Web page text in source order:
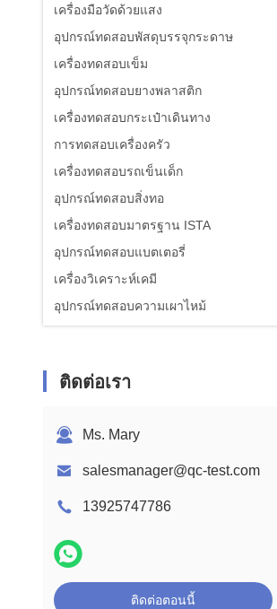
เครื่องมือวัดด้วยแสง
อุปกรณ์ทดสอบพัสดุบรรจุกระดาษ
เครื่องทดสอบเข็ม
อุปกรณ์ทดสอบยางพลาสติก
เครื่องทดสอบกระเป๋าเดินทาง
การทดสอบเครื่องครัว
เครื่องทดสอบรถเข็นเด็ก
อุปกรณ์ทดสอบสิ่งทอ
เครื่องทดสอบมาตรฐาน ISTA
อุปกรณ์ทดสอบแบตเตอรี่
เครื่องวิเคราะห์เคมี
อุปกรณ์ทดสอบความเผาไหม้
ติดต่อเรา
Ms. Mary
salesmanager@qc-test.com
13925747786
ติดต่อตอนนี้